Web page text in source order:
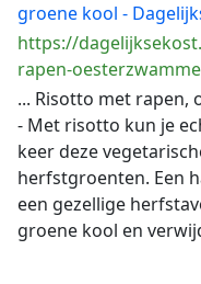
groene kool -
https://
rapen-
... Risotto met rapen,
- Met risotto kun je
keer deze
herfstgroenten. Een
een gezellige
groene kool en